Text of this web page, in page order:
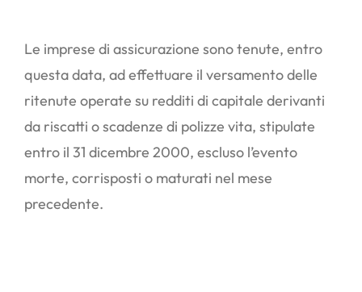
Le imprese di assicurazione sono tenute, entro
questa data, ad effettuare il versamento delle
ritenute operate su redditi di capitale derivanti
da riscatti o scadenze di polizze vita, stipulate
entro il 31 dicembre 2000, escluso l’evento
morte, corrisposti o maturati nel mese
precedente.